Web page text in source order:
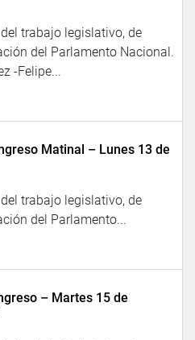
trabajo legislativo, de
del Parlamento Nacional.
-Felipe...
Matinal – Lunes 13 de
trabajo legislativo, de
del Parlamento...
– Martes 15 de